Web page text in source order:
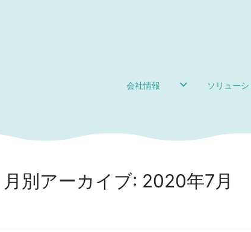
会社情報 ソリューシ
月別アーカイブ: 2020年7月